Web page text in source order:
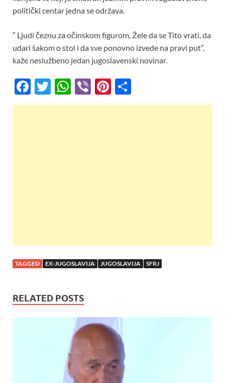
politički centar jedna se održava.
” Ljudi čeznu za očinskom figurom. Žele da se Tito vrati, da
udari šakom o stol i da sve ponovno izvede na pravi put”,
kaže neslužbeno jedan jugoslavenski novinar.
F
ac
T
w
W
h
Vi
b
Pi
nt h
TAGGED EX-JUGOSLAVIJA JUGOSLAVIJA SFRJ
RELATED POSTS